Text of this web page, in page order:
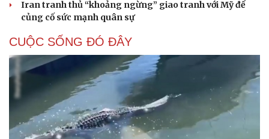
Iran tranh thủ “khoảng ngừng” giao tranh với Mỹ để
củng cố sức mạnh quân sự
CUỘC SỐNG ĐÓ ĐÂY